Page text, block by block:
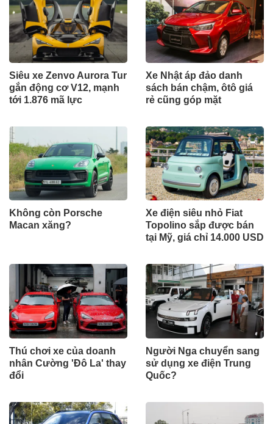
Siêu xe Zenvo Aurora Tur
gắn động cơ V12, mạnh
tới 1.876 mã lực
Xe Nhật áp đảo danh
sách bán chậm, ôtô giá
rẻ cũng góp mặt
Không còn Porsche
Macan xăng?
Xe điện siêu nhỏ Fiat
Topolino sắp được bán
tại Mỹ, giá chỉ 14.000 USD
Thú chơi xe của doanh
nhân Cường 'Đô La' thay
đổi
Người Nga chuyển sang
sử dụng xe điện Trung
Quốc?